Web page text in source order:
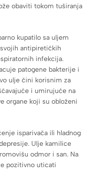
obaviti tokom tuširanja
kupatilo sa uljem
antipiretičkih
infekcija.
patogene bakterije i
ulje čini korisnim za
i umirujuće na
organe koji su obloženi
isparivača ili hladnog
Ulje kamilice
odmor i san. Na
pozitivno uticati